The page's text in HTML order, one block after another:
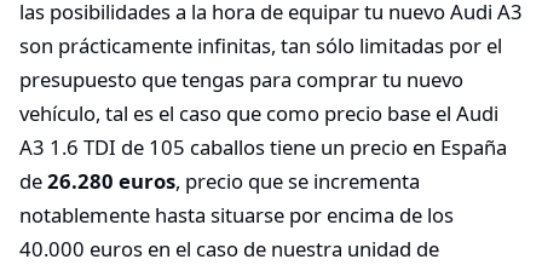
las posibilidades a la hora de equipar tu nuevo Audi A3
son prácticamente infinitas, tan sólo limitadas por el
presupuesto que tengas para comprar tu nuevo
vehículo, tal es el caso que como precio base el Audi
A3 1.6 TDI de 105 caballos tiene un precio en España
de26.280 euros, precio que se incrementa
notablemente hasta situarse por encima de los
40.000 euros en el caso de nuestra unidad de